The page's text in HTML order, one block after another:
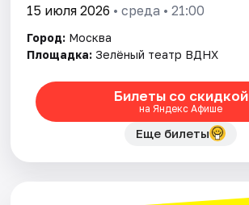
15 июля 2026 • среда • 21:00
Город: Москва
Площадка: Зелёный театр ВДНХ
Билеты со скидкой
на Яндекс Афише
Еще билеты